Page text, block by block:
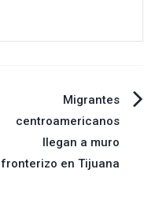
Migrantes
centroamericanos
llegan a muro
fronterizo en Tijuana